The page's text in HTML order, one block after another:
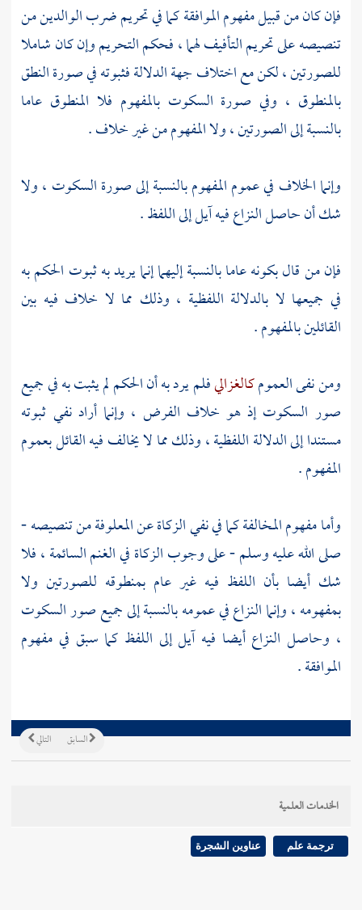
فإن كان من قبيل مفهوم الموافقة كما في تحريم ضرب الوالدين من
تنصيصه على تحريم التأفيف لهما ، فحكم التحريم وإن كان شاملا
للصورتين ، لكن مع اختلاف جهة الدلالة فثبوته في صورة النطق
بالمنطوق ، وفي صورة السكوت بالمفهوم فلا المنطوق عاما
بالنسبة إلى الصورتين ، ولا المفهوم من غير خلاف .
وإنما الخلاف في عموم المفهوم بالنسبة إلى صورة السكوت ، ولا
شك أن حاصل النزاع فيه آيل إلى اللفظ .
فإن من قال بكونه عاما بالنسبة إليهما إنما يريد به ثبوت الحكم به
في جميعها لا بالدلالة اللفظية ، وذلك مما لا خلاف فيه بين
القائلين بالمفهوم .
ومن نفى العمومكالغزاليفلم يرد به أن الحكم لم يثبت به في جميع
صور السكوت إذ هو خلاف الفرض ، وإنما أراد نفي ثبوته
مستندا إلى الدلالة اللفظية ، وذلك مما لا يخالف فيه القائل بعموم
المفهوم .
وأما مفهوم المخالفة كما في نفي الزكاة عن المعلوفة من تنصيصه -
صلى الله عليه وسلم - على وجوب الزكاة في الغنم السائمة ، فلا
شك أيضا بأن اللفظ فيه غير عام بمنطوقه للصورتين ولا
بمفهومه ، وإنما النزاع في عمومه بالنسبة إلى جميع صور السكوت
، وحاصل النزاع أيضا فيه آيل إلى اللفظ كما سبق في مفهوم
الموافقة .
التالي السابق
الخدمات العلمية
ترجمة علم عناوين الشجرة